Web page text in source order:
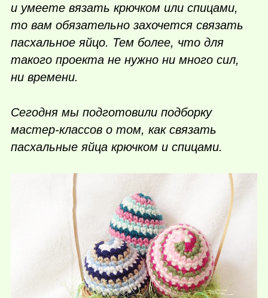
и умеете вязать крючком или спицами,
то вам обязательно захочется связать
пасхальное яйцо. Тем более, что для
такого проекта не нужно ни много сил,
ни времени.
Сегодня мы подготовили подборку
мастер-классов о том, как связать
пасхальные яйца крючком и спицами.